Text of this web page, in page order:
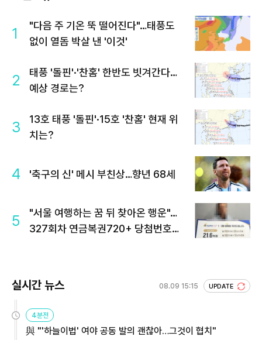
1
"다음 주 기온 뚝 떨어진다"…태풍도
없이 열돔 박살 낸 '이것'
2
태풍 '돌핀'·'찬홈' 한반도 빗겨간다…
예상 경로는?
3
13호 태풍 '돌핀'·15호 '찬홈' 현재 위
치는?
4 '축구의 신' 메시 부친상…향년 68세
5
"서울 여행하는 꿈 뒤 찾아온 행운"…
327회차 연금복권720+ 당첨번호조
실시간 뉴스 08.09 15:15 UPDATE
4분전
與 "'하늘이법' 여야 공동 발의 괜찮아…그것이 협치"